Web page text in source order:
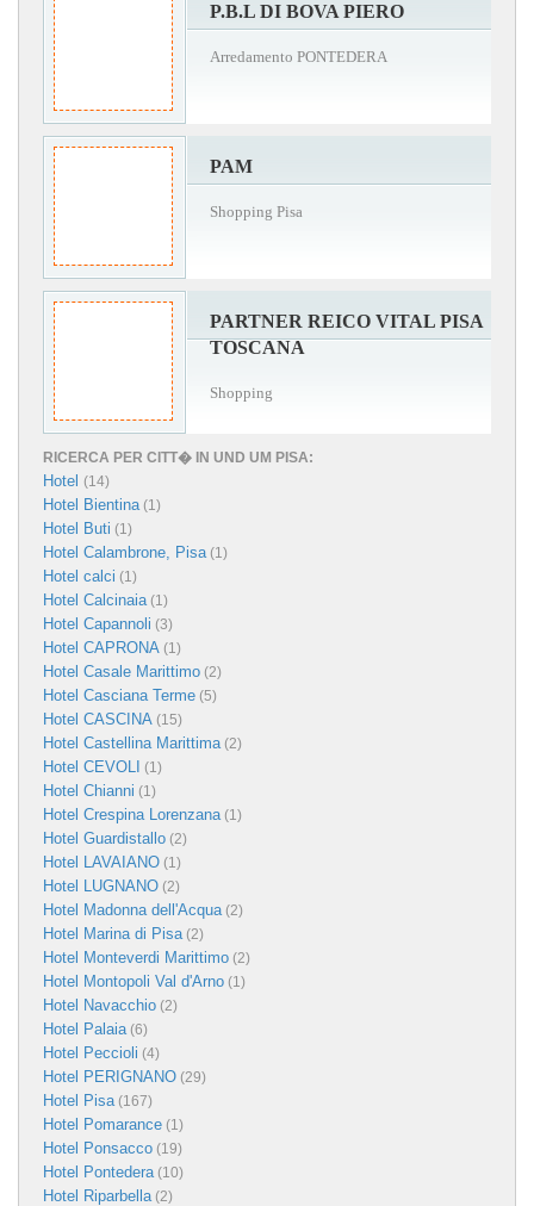
P.B.L DI BOVA PIERO
Arredamento PONTEDERA
PAM
Shopping Pisa
PARTNER REICO VITAL PISA
TOSCANA
Shopping
RICERCA PER CITT� IN UND UM PISA:
Hotel (14)
Hotel Bientina(1)
Hotel Buti (1)
Hotel Calambrone, Pisa(1)
Hotel calci (1)
Hotel Calcinaia(1)
Hotel Capannoli (3)
Hotel CAPRONA (1)
Hotel Casale Marittimo (2)
Hotel Casciana Terme (5)
Hotel CASCINA (15)
Hotel Castellina Marittima(2)
Hotel CEVOLI (1)
Hotel Chianni (1)
Hotel Crespina Lorenzana(1)
Hotel Guardistallo (2)
Hotel LAVAIANO (1)
Hotel LUGNANO (2)
Hotel Madonna dell'Acqua(2)
Hotel Marina di Pisa(2)
Hotel Monteverdi Marittimo (2)
Hotel Montopoli Val d'Arno (1)
Hotel Navacchio (2)
Hotel Palaia(6)
Hotel Peccioli (4)
Hotel PERIGNANO (29)
Hotel Pisa(167)
Hotel Pomarance (1)
Hotel Ponsacco (19)
Hotel Pontedera(10)
Hotel Riparbella(2)